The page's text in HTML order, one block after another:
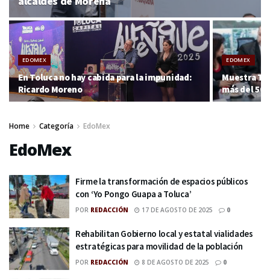
EDOMEX
En Toluca no hay cabida para la impunidad:
Ricardo Moreno
EDOMEX
Muestra
más del
Home Categoría EdoMex
EdoMex
Firme la transformación de espacios públicos
con ‘Yo Pongo Guapa a Toluca’
POR REDACCIÓN 17 DE AGOSTO DE 2025 0
Rehabilitan Gobierno local y estatal vialidades
estratégicas para movilidad de la población
POR REDACCIÓN 8 DE AGOSTO DE 2025 0